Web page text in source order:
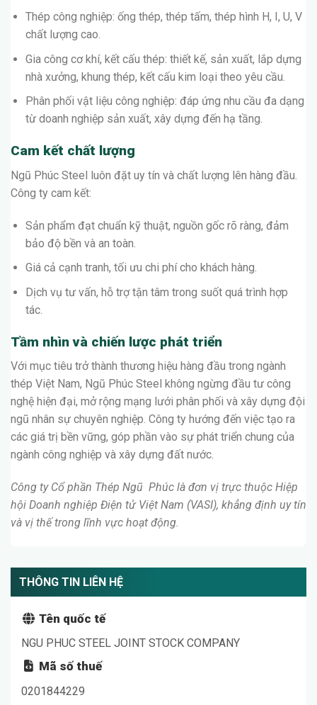
Thép công nghiệp: ống thép, thép tấm, thép hình H, I, U, V
chất lượng cao.
Gia công cơ khí, kết cấu thép: thiết kế, sản xuất, lắp dựng
nhà xưởng, khung thép, kết cấu kim loại theo yêu cầu.
Phân phối vật liệu công nghiệp: đáp ứng nhu cầu đa dạng
từ doanh nghiệp sản xuất, xây dựng đến hạ tầng.
Cam kết chất lượng
Ngũ Phúc Steel luôn đặt uy tín và chất lượng lên hàng đầu.
Công ty cam kết:
Sản phẩm đạt chuẩn kỹ thuật, nguồn gốc rõ ràng, đảm
bảo độ bền và an toàn.
Giá cả cạnh tranh, tối ưu chi phí cho khách hàng.
Dịch vụ tư vấn, hỗ trợ tận tâm trong suốt quá trình hợp
tác.
Tầm nhìn và chiến lược phát triển
Với mục tiêu trở thành thương hiệu hàng đầu trong ngành
thép Việt Nam, Ngũ Phúc Steel không ngừng đầu tư công
nghệ hiện đại, mở rộng mạng lưới phân phối và xây dựng đội
ngũ nhân sự chuyên nghiệp. Công ty hướng đến việc tạo ra
các giá trị bền vững, góp phần vào sự phát triển chung của
ngành công nghiệp và xây dựng đất nước.
Công ty Cổ phần Thép Ngũ Phúc là đơn vị trực thuộc Hiệp
hội Doanh nghiệp Điện tử Việt Nam (VASI), khẳng định uy tín
và vị thế trong lĩnh vực hoạt động.
THÔNG TIN LIÊN HỆ
Tên quốc tế
NGU PHUC STEEL JOINT STOCK COMPANY
Mã số thuế
0201844229